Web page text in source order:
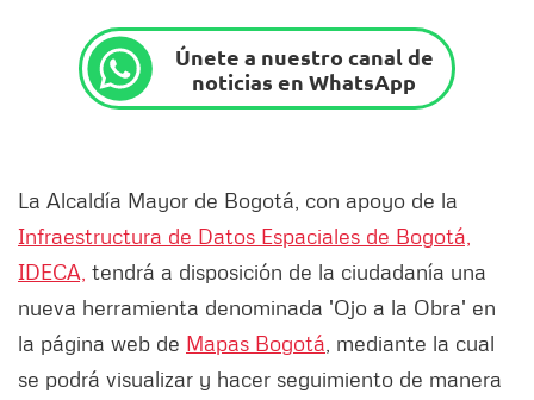
Únete a nuestro canal de
noticias en WhatsApp
La Alcaldía Mayor de Bogotá, con apoyo de la
Infraestructura de Datos Espaciales de Bogotá,
IDECA, tendrá a disposición de la ciudadanía una
nueva herramienta denominada 'Ojo a la Obra' en
la página web de Mapas Bogotá , mediante la cual
se podrá visualizar y hacer seguimiento de manera